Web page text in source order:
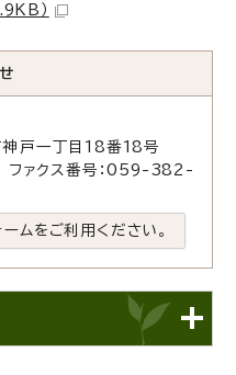
）
戸一丁目18番18号
ァクス番号：059-382-
ムをご利用ください。